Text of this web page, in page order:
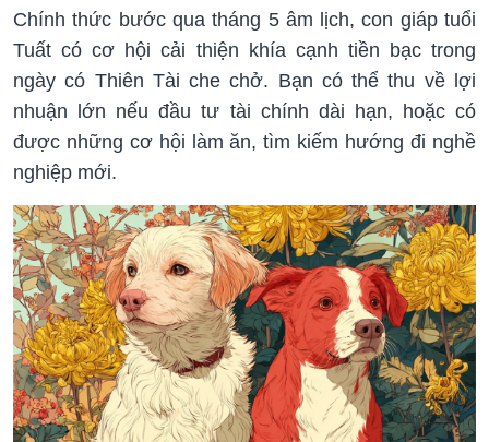
Chính thức bước qua tháng 5 âm lịch, con giáp tuổi
Tuất có cơ hội cải thiện khía cạnh tiền bạc trong
ngày có Thiên Tài che chở. Bạn có thể thu về lợi
nhuận lớn nếu đầu tư tài chính dài hạn, hoặc có
được những cơ hội làm ăn, tìm kiếm hướng đi nghề
nghiệp mới.